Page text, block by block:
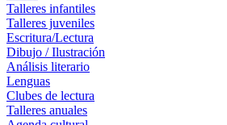
Talleres infantiles
Talleres juveniles
Escritura/Lectura
Dibujo / Ilustración
Análisis literario
Lenguas
Clubes de lectura
Talleres anuales